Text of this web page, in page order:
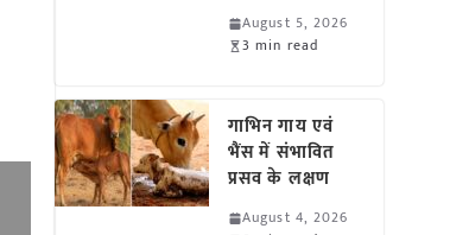
August 5, 2026
3 min read
गाभिन गाय एवं
भैंस में संभावित
प्रसव के लक्षण
August 4, 2026